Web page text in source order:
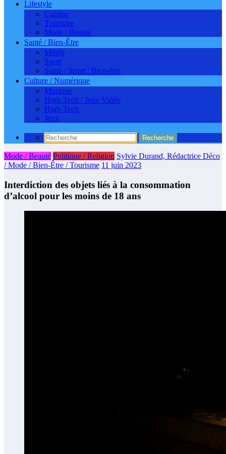
Lifestyle
Cuisine
Tourisme
Mode / Beauté
Santé / Bien-Être
Météo
Sport
Santé / Sport / Bien-être
Culture / Numérique
Musique
High-Tech / Jeux Vidéo
High-Tech
Jeux
Mode / Beauté Politique / Religion Sylvie Durand, Rédactrice Déco
/ Mode / Bien-Être / Tourisme 11 juin 2023
Interdiction des objets liés à la consommation
d’alcool pour les moins de 18 ans